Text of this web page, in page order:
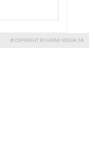
© COPYRIGHT BY GREMI MEDIA SA